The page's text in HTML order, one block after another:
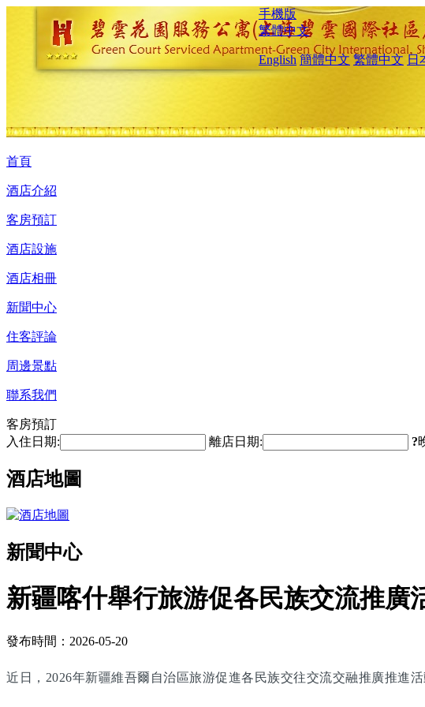
手機版
繁體中文
English 簡體中文 繁體中文 日
首頁
酒店介紹
客房預訂
酒店設施
酒店相冊
新聞中心
住客評論
周邊景點
聯系我們
客房預訂
入住日期:
離店日期: ?
酒店地圖
新聞中心
新疆喀什舉行旅游促各民族交流推廣
發布時間：2026-05-20
近日，2026年新疆維吾爾自治區旅游促進各民族交往交流交融推廣推進